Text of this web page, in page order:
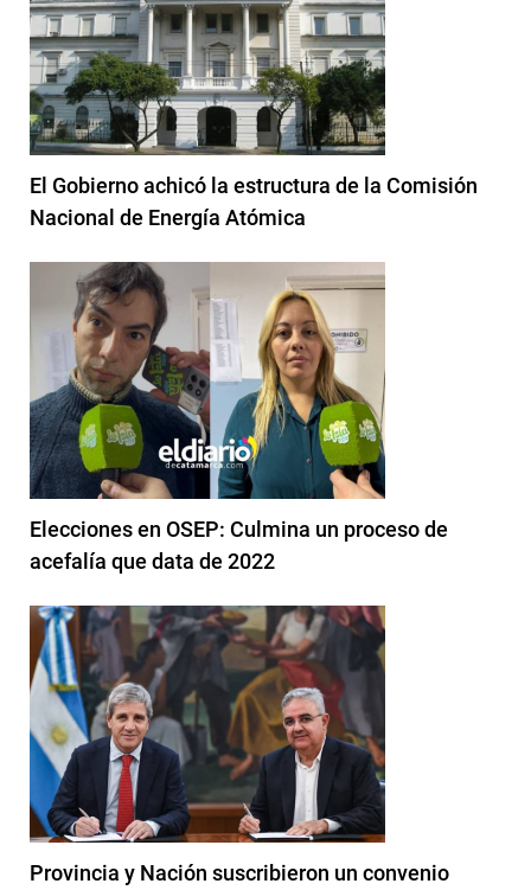
El Gobierno achicó la estructura de la Comisión
Nacional de Energía Atómica
Elecciones en OSEP: Culmina un proceso de
acefalía que data de 2022
Provincia y Nación suscribieron un convenio